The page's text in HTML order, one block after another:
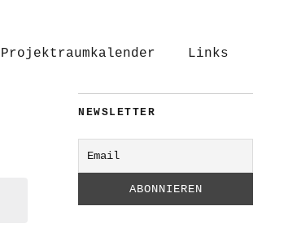
Projektraumkalender Links
NEWSLETTER